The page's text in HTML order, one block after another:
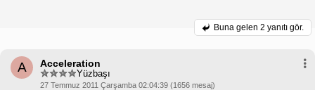
Buna gelen 2 yanıtı gör.
A Acceleration
Yüzbaşı
27 Temmuz 2011 Çarşamba 02:04:39 (1656 mesaj)